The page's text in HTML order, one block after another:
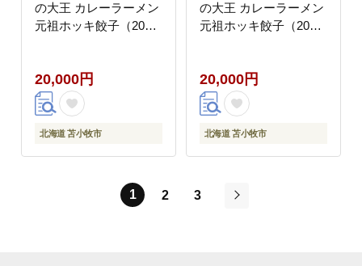
の大王 カレーラーメン
元祖ホッキ餃子（20
20,000円
北海道 苫小牧市
の大王 カレーラーメン
元祖ホッキ餃子（20
20,000円
北海道 苫小牧市
1 2
3